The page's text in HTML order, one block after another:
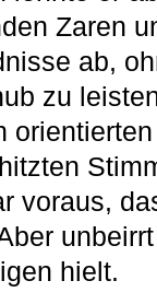
Zaren
ab,
zu
voraus,
hielt.